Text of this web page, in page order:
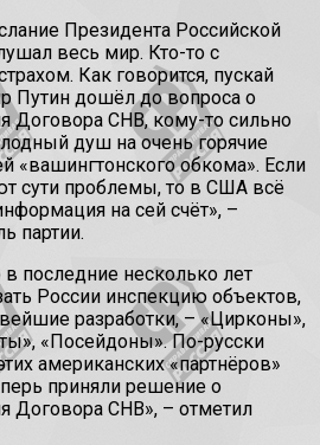
Президента Российской
весь мир. Кто-то с
Как говорится, пускай
Путин дошёл до вопроса о
Договора СНВ, кому-то сильно
душ на очень горячие
«вашингтонского обкома». Если
сути проблемы, то в США всё
на сей счёт», –
партии.
последние несколько лет
России инспекцию объектов,
разработки, – «Цирконы»,
«Посейдоны». По-русски
американских «партнёров»
приняли решение о
Договора СНВ», – отметил